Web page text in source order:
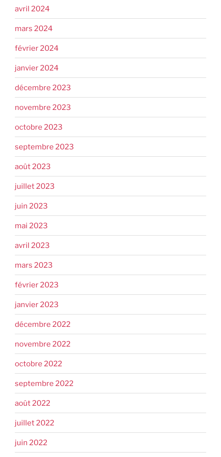
avril 2024
mars 2024
février 2024
janvier 2024
décembre 2023
novembre 2023
octobre 2023
septembre 2023
août 2023
juillet 2023
juin 2023
mai 2023
avril 2023
mars 2023
février 2023
janvier 2023
décembre 2022
novembre 2022
octobre 2022
septembre 2022
août 2022
juillet 2022
juin 2022